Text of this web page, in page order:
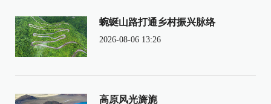
蜿蜒山路打通乡村振兴脉络
2026-08-06 13:26
高原风光旖旎